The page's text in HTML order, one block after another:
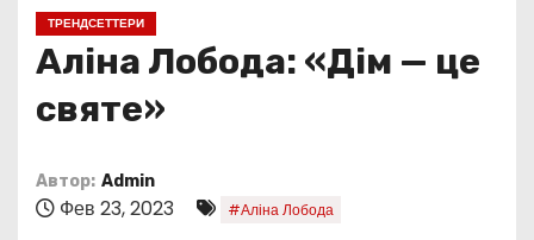
ТРЕНДСЕТТЕРИ
Аліна Лобода: «Дім — це
святе»
Автор: Admin
Фев 23, 2023 #Аліна Лобода